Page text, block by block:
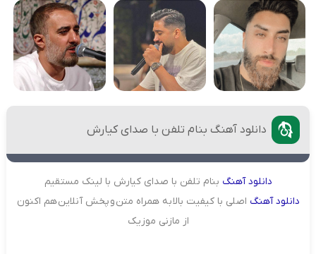
دانلود آهنگ بنام تلفن با صدای کیارش
دانلودآهنگ بنام تلفن با صدای کیارش با لینک مستقیم
دانلودآهنگ اصلی با کیفیت بالا به همراه متن و پخش آنلاین هم اکنون
از مازنی موزیک